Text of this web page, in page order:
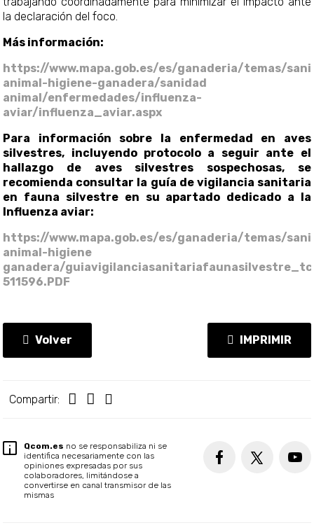
la declaración del foco.
Más información:
https://www.mapa.gob.es/es/ganaderia/temas/
animal-higiene-ganadera/sanidad
animal/enfermedades/influenza-
aviar/influenza_aviar.aspx
Para información sobre la enfermedad en aves
silvestres, incluyendo protocolo a seguir ante el
hallazgo de aves silvestres sospechosas, se
recomienda consultar la guía de vigilancia sanitaria
en fauna silvestre en su apartado dedicado a la
Influenza aviar:
https://www.mapa.gob.es/es/ganaderia/temas/
animal-higiene
ganadera/
511596.PDF
Volver IMPRIMIR
Compartir:
Qcom.es no se responsabiliza ni se
identifica necesariamente con las
opiniones expresadas por sus
colaboradores, limitándose a
convertirse en canal transmisor de las
mismas